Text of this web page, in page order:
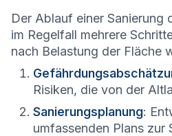
Der Ablauf einer Sanierung
im Regelfall mehrere
nach Belastung der Fläche
Risiken, die von der
Sanierungsplanung:
umfassenden Plans zur